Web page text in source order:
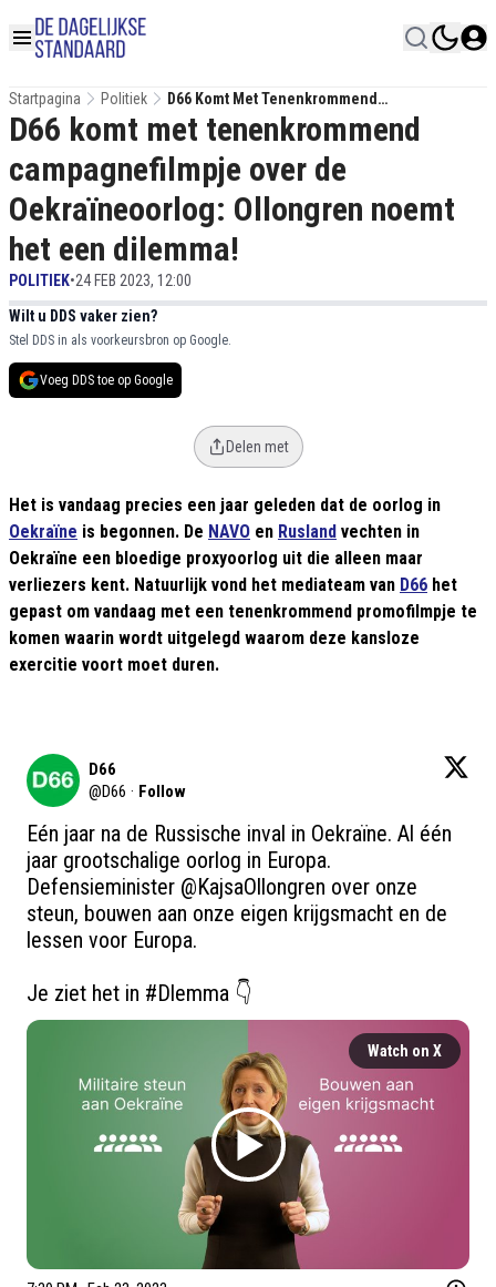
Startpagina Politiek
D66 Komt Met Tenenkrommend
Campagnefilmpje Over De Oekraïneoorlog:
Ollongren Noemt Het Een Dilemma!
D66 komt met tenenkrommend
campagnefilmpje over de
Oekraïneoorlog: Ollongren noemt
het een dilemma!
POLITIEK•24 FEB 2023, 12:00
Wilt u DDS vaker zien?
Stel DDS in als voorkeursbron op Google.
Voeg DDS toe op Google
Delen met
Het is vandaag precies een jaar geleden dat de oorlog in
Oekraïne is begonnen. De NAVO en Rusland vechten in
Oekraïne een bloedige proxyoorlog uit die alleen maar
verliezers kent. Natuurlijk vond het mediateam van D66 het
gepast om vandaag met een tenenkrommend promofilmpje te
komen waarin wordt uitgelegd waarom deze kansloze
exercitie voort moet duren.
D66
@D66 · Follow
Eén jaar na de Russische inval in Oekraïne. Al één
jaar grootschalige oorlog in Europa.
Defensieminister @KajsaOllongren over onze
steun, bouwen aan onze eigen krijgsmacht en de
lessen voor Europa.
Je ziet het in #Dlemma 👇
Watch on X